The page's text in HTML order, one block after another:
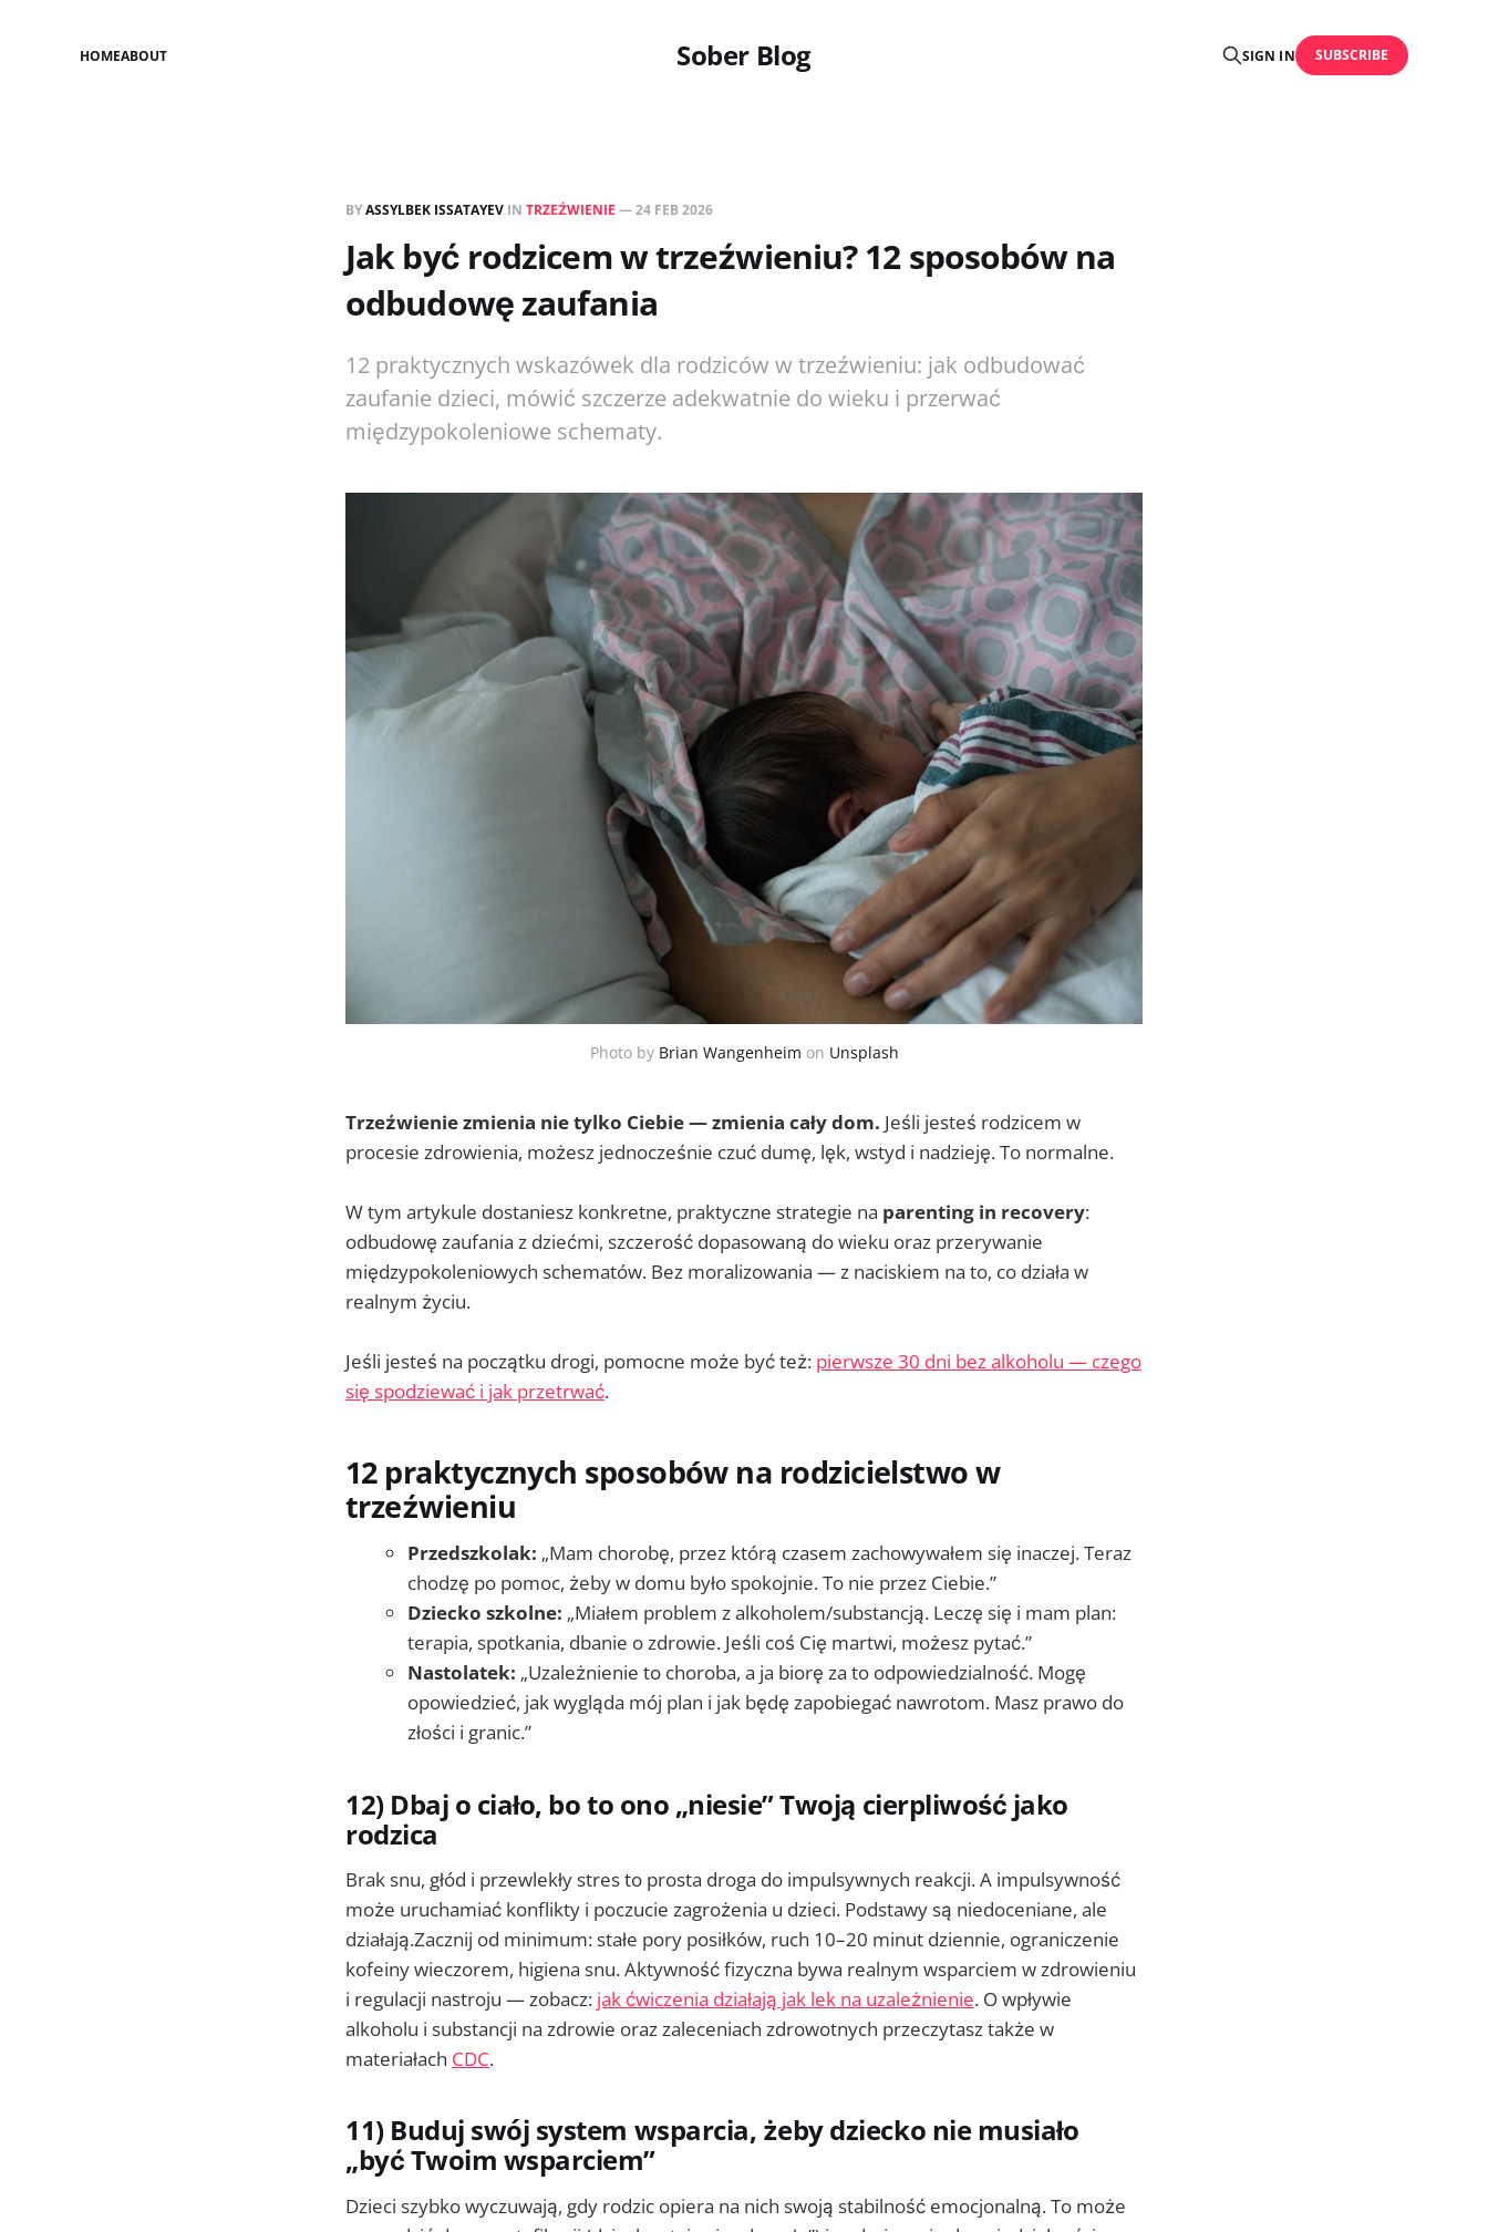
Sober Blog
HOMEABOUT SIGN IN SUBSCRIBE
BYASSYLBEK ISSATAYEV IN TRZEŹWIENIE —24 FEB 2026
Jak być rodzicem w trzeźwieniu? 12 sposobów na
odbudowę zaufania
12 praktycznych wskazówek dla rodziców w trzeźwieniu: jak odbudować
zaufanie dzieci, mówić szczerze adekwatnie do wieku i przerwać
międzypokoleniowe schematy.
Photo by Brian Wangenheim on Unsplash
Trzeźwienie zmienia nie tylko Ciebie — zmienia cały dom. Jeśli jesteś rodzicem w
procesie zdrowienia, możesz jednocześnie czuć dumę, lęk, wstyd i nadzieję. To normalne.
W tym artykule dostaniesz konkretne, praktyczne strategie na parenting in recovery:
odbudowę zaufania z dziećmi, szczerość dopasowaną do wieku oraz przerywanie
międzypokoleniowych schematów. Bez moralizowania — z naciskiem na to, co działa w
realnym życiu.
Jeśli jesteś na początku drogi, pomocne może być też: pierwsze 30 dni bez alkoholu — czego
się spodziewać i jak przetrwać.
12 praktycznych sposobów na rodzicielstwo w
trzeźwieniu
Przedszkolak: „Mam chorobę, przez którą czasem zachowywałem się inaczej. Teraz
chodzę po pomoc, żeby w domu było spokojnie. To nie przez Ciebie.”
Dziecko szkolne: „Miałem problem z alkoholem/substancją. Leczę się i mam plan:
terapia, spotkania, dbanie o zdrowie. Jeśli coś Cię martwi, możesz pytać.”
Nastolatek: „Uzależnienie to choroba, a ja biorę za to odpowiedzialność. Mogę
opowiedzieć, jak wygląda mój plan i jak będę zapobiegać nawrotom. Masz prawo do
złości i granic.”
12) Dbaj o ciało, bo to ono „niesie” Twoją cierpliwość jako
rodzica
Brak snu, głód i przewlekły stres to prosta droga do impulsywnych reakcji. A impulsywność
może uruchamiać konflikty i poczucie zagrożenia u dzieci. Podstawy są niedoceniane, ale
działają.Zacznij od minimum: stałe pory posiłków, ruch 10–20 minut dziennie, ograniczenie
kofeiny wieczorem, higiena snu. Aktywność fizyczna bywa realnym wsparciem w zdrowieniu
i regulacji nastroju — zobacz: jak ćwiczenia działają jak lek na uzależnienie. O wpływie
alkoholu i substancji na zdrowie oraz zaleceniach zdrowotnych przeczytasz także w
materiałach CDC.
11) Buduj swój system wsparcia, żeby dziecko nie musiało
„być Twoim wsparciem”
Dzieci szybko wyczuwają, gdy rodzic opiera na nich swoją stabilność emocjonalną. To może